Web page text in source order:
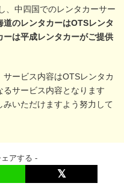
、中四国でのレンタカーサー
道のレンタカーはOTSレンタ
は平成レンタカーがご提供
ービス内容はOTSレンタカ
サービス内容となります
いただけますよう努力して
アする -